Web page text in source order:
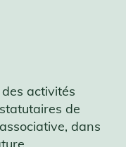
activités
de
dans